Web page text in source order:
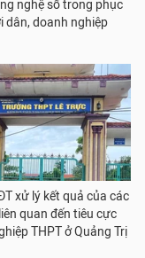
nghệ số trong phục
dân, doanh nghiệp
xử lý kết quả của các
quan đến tiêu cực
THPT ở Quảng Trị